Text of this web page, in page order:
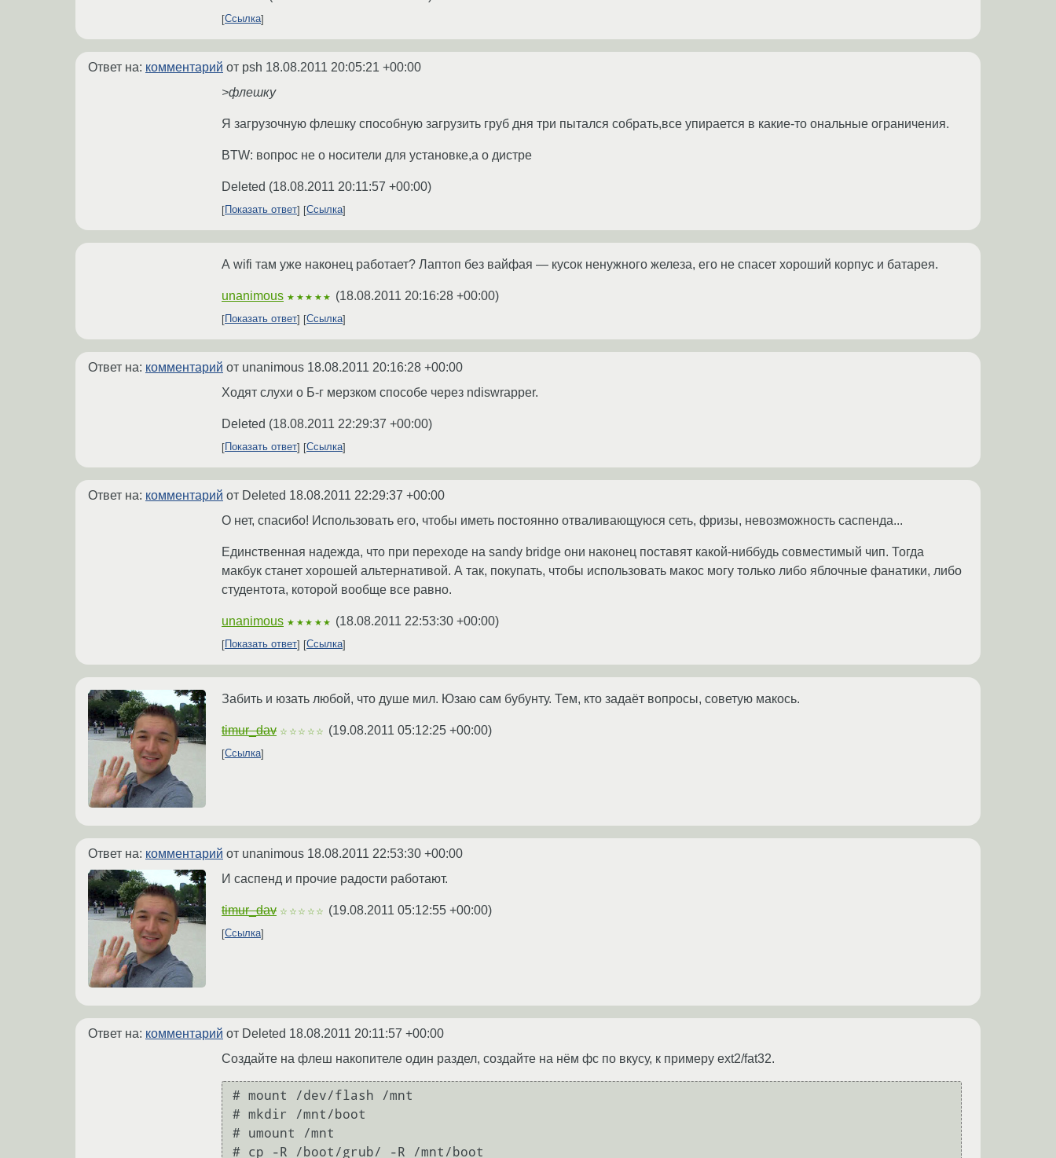
Ссылка
Ответ на: комментарий от psh 18.08.2011 20:05:21 +00:00
>флешку
Я загрузочную флешку способную загрузить груб дня три пытался собрать,все упирается в какие-то ональные ограничения.
BTW: вопрос не о носители для установке,а о дистре
Deleted (18.08.2011 20:11:57 +00:00)
Показать ответ Ссылка
А wifi там уже наконец работает? Лаптоп без вайфая — кусок ненужного железа, его не спасет хороший корпус и батарея.
unanimous ★★★★★ (18.08.2011 20:16:28 +00:00)
Показать ответ Ссылка
Ответ на: комментарий от unanimous 18.08.2011 20:16:28 +00:00
Ходят слухи о Б-г мерзком способе через ndiswrapper.
Deleted (18.08.2011 22:29:37 +00:00)
Показать ответ Ссылка
Ответ на: комментарий от Deleted 18.08.2011 22:29:37 +00:00
О нет, спасибо! Использовать его, чтобы иметь постоянно отваливающуюся сеть, фризы, невозможность саспенда...
Единственная надежда, что при переходе на sandy bridge они наконец поставят какой-ниббудь совместимый чип. Тогда
макбук станет хорошей альтернативой. А так, покупать, чтобы использовать макос могу только либо яблочные фанатики, либо
студентота, которой вообще все равно.
unanimous ★★★★★ (18.08.2011 22:53:30 +00:00)
Показать ответ Ссылка
Забить и юзать любой, что душе мил. Юзаю сам бубунту. Тем, кто задаёт вопросы, советую макось.
timur_dav ☆☆☆☆☆ (19.08.2011 05:12:25 +00:00)
Ссылка
Ответ на: комментарий от unanimous 18.08.2011 22:53:30 +00:00
И саспенд и прочие радости работают.
timur_dav ☆☆☆☆☆ (19.08.2011 05:12:55 +00:00)
Ссылка
Ответ на: комментарий от Deleted 18.08.2011 20:11:57 +00:00
Создайте на флеш накопителе один раздел, создайте на нём фс по вкусу, к примеру ext2/fat32.
# mount /dev/flash /mnt
# mkdir /mnt/boot
# umount /mnt
# cp -R /boot/grub/ -R /mnt/boot